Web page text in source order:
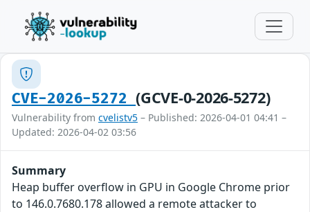
CVE-2026-5272(GCVE-0-2026-5272)
Vulnerability from cvelistv5 – Published: 2026-04-01 04:41 –
Updated: 2026-04-02 03:56
Summary
Heap buffer overflow in GPU in Google Chrome prior
to 146.0.7680.178 allowed a remote attacker to